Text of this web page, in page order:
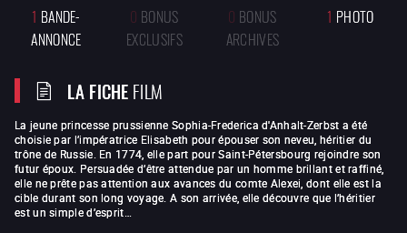
1 BANDE-
ANNONCE
0 BONUS
EXCLUSIFS
0 BONUS
ARCHIVES
1 PHOTO
LA FICHEFILM
La jeune princesse prussienne Sophia-Frederica d'Anhalt-Zerbst a été
choisie par l’impératrice Elisabeth pour épouser son neveu, héritier du
trône de Russie. En 1774, elle part pour Saint-Pétersbourg rejoindre son
futur époux. Persuadée d’être attendue par un homme brillant et raffiné,
elle ne prête pas attention aux avances du comte Alexei, dont elle est la
cible durant son long voyage. A son arrivée, elle découvre que l’héritier
est un simple d’esprit…